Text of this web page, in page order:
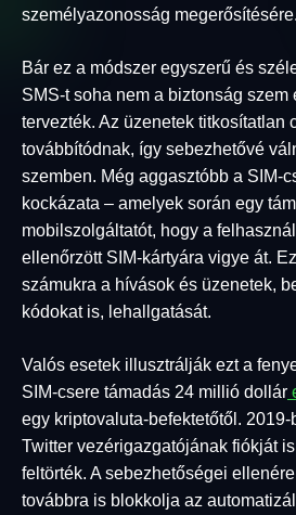
személyazonosság megerősítésére.
Bár ez a módszer egyszerű és
SMS-t soha nem a biztonság szem
tervezték. Az üzenetek titkosítatlan
továbbítódnak, így sebezhetővé
szemben. Még aggasztóbb a SIM-
kockázata – amelyek során egy
mobilszolgáltatót, hogy a
ellenőrzött SIM-kártyára vigye át.
számukra a hívások és üzenetek,
kódokat is, lehallgatását.
Valós esetek illusztrálják ezt a
SIM-csere támadás 24 millió dollár
egy kriptovaluta-befektetőtől. 2019-
Twitter vezérigazgatójának fiókját
feltörték. A sebezhetőségei
továbbra is blokkolja az